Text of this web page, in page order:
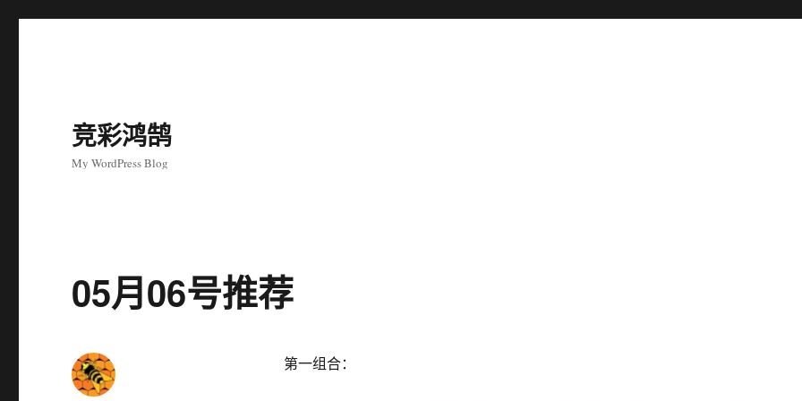
竞彩鸿鹄
My WordPress Blog
05月06号推荐
第一组合：